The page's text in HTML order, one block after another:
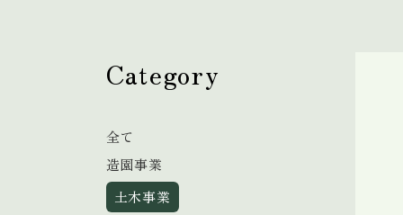
Category
全て
造園事業
土木事業